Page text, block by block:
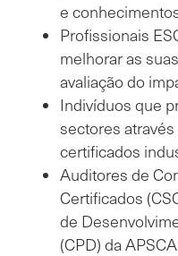
e
Profissionais
melhorar as
avaliação do
Indivíduos que
sectores
certificados
Auditores de
Certificados
de
(CPD) da